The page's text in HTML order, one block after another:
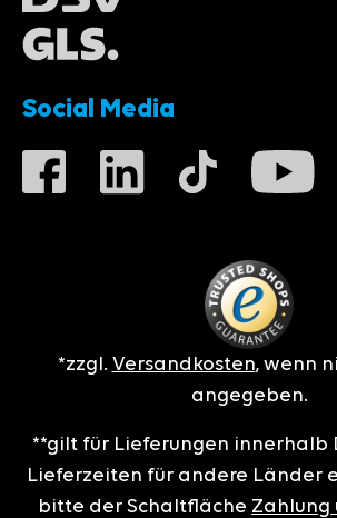
Social Media
*zzgl. Versandkosten, wenn
angegeben.
**gilt für Lieferungen innerhalb
Lieferzeiten für andere Länder
bitte der Schaltfläche Zahlung